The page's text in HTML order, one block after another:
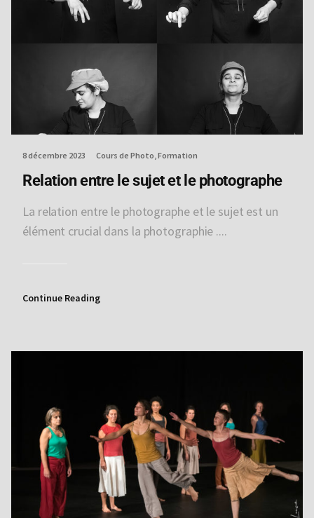
8 décembre 2023 Cours de Photo Formation
Relation entre le sujet et le photographe
La relation entre le photographe et le sujet est un
élément crucial dans la photographie ....
Continue Reading